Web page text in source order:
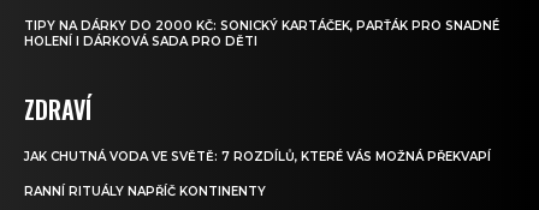
TIPY NA DÁRKY DO 2000 KČ: SONICKÝ KARTÁČEK, PARŤÁK PRO SNADNÉ
HOLENÍ I DÁRKOVÁ SADA PRO DĚTI
ZDRAVÍ
JAK CHUTNÁ VODA VE SVĚTĚ: 7 ROZDÍLŮ, KTERÉ VÁS MOŽNÁ PŘEKVAPÍ
RANNÍ RITUÁLY NAPŘÍČ KONTINENTY